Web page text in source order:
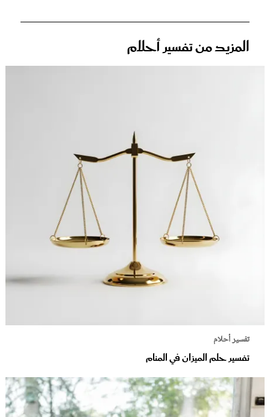
المزيد من تفسير أحلام
تفسير أحلام
تفسير حلم الميزان في المنام